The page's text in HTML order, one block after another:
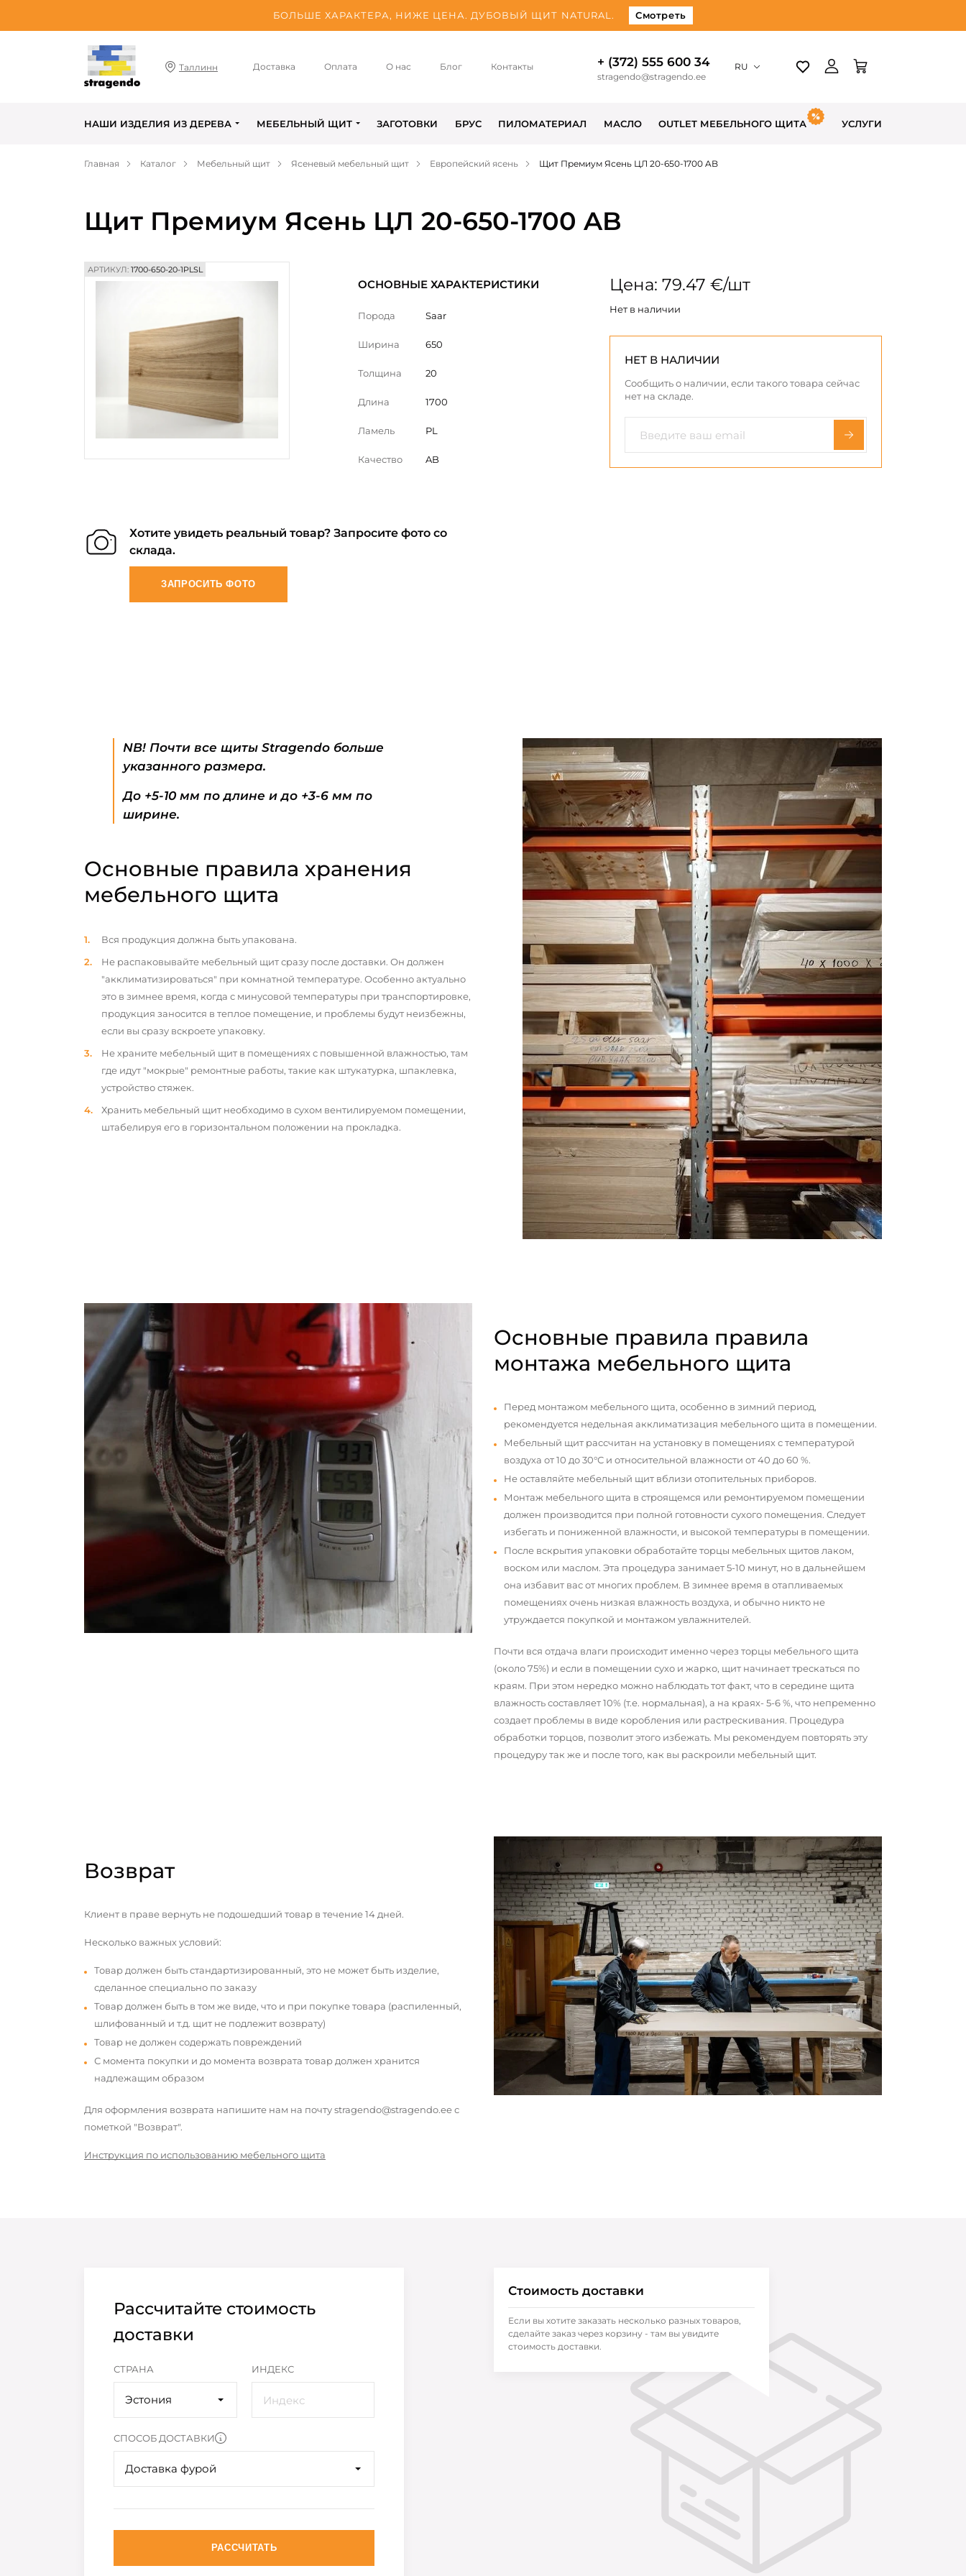
БОЛЬШЕ ХАРАКТЕРА, НИЖЕ ЦЕНА. ДУБОВЫЙ ЩИТ NATURAL. Смотреть
Таллинн Доставка Оплата О нас Блог Контакты + (372) 555 600 34
stragendo@stragendo.ee
RU
НАШИ ИЗДЕЛИЯ ИЗ ДЕРЕВА МЕБЕЛЬНЫЙ ЩИТ ЗАГОТОВКИ БРУС ПИЛОМАТЕРИАЛ МАСЛО OUTLET МЕБЕЛЬНОГО ЩИТА УСЛУГИ
Главная Каталог Мебельный щит Ясеневый мебельный щит Европейский ясень Щит Премиум Ясень ЦЛ 20-650-1700 AB
Щит Премиум Ясень ЦЛ 20-650-1700 AB
АРТИКУЛ: 1700-650-20-1PLSL
ОСНОВНЫЕ ХАРАКТЕРИСТИКИ
Порода Saar
Ширина 650
Толщина 20
Длина 1700
Ламель PL
Качество AB
Цена: 79.47 €/шт
Нет в наличии
НЕТ В НАЛИЧИИ
Сообщить о наличии, если такого товара сейчас
нет на складе.
Хотите увидеть реальный товар? Запросите фото со
склада.
ЗАПРОСИТЬ ФОТО
NB! Почти все щиты Stragendo больше
указанного размера.
До +5-10 мм по длине и до +3-6 мм по
ширине.
Основные правила хранения
мебельного щита
Вся продукция должна быть упакована.
Не распаковывайте мебельный щит сразу после доставки. Он должен
"акклиматизироваться" при комнатной температуре. Особенно актуально
это в зимнее время, когда с минусовой температуры при транспортировке,
продукция заносится в теплое помещение, и проблемы будут неизбежны,
если вы сразу вскроете упаковку.
Не храните мебельный щит в помещениях с повышенной влажностью, там
где идут "мокрые" ремонтные работы, такие как штукатурка, шпаклевка,
устройство стяжек.
Хранить мебельный щит необходимо в сухом вентилируемом помещении,
штабелируя его в горизонтальном положении на прокладка.
Основные правила правила
монтажа мебельного щита
Перед монтажом мебельного щита, особенно в зимний период,
рекомендуется недельная акклиматизация мебельного щита в помещении.
Мебельный щит рассчитан на установку в помещениях с температурой
воздуха от 10 до 30°С и относительной влажности от 40 до 60 %.
Не оставляйте мебельный щит вблизи отопительных приборов.
Монтаж мебельного щита в строящемся или ремонтируемом помещении
должен производится при полной готовности сухого помещения. Следует
избегать и пониженной влажности, и высокой температуры в помещении.
После вскрытия упаковки обработайте торцы мебельных щитов лаком,
воском или маслом. Эта процедура занимает 5-10 минут, но в дальнейшем
она избавит вас от многих проблем. В зимнее время в отапливаемых
помещениях очень низкая влажность воздуха, и обычно никто не
утруждается покупкой и монтажом увлажнителей.
Почти вся отдача влаги происходит именно через торцы мебельного щита
(около 75%) и если в помещении сухо и жарко, щит начинает трескаться по
краям. При этом нередко можно наблюдать тот факт, что в середине щита
влажность составляет 10% (т.е. нормальная), а на краях- 5-6 %, что непременно
создает проблемы в виде коробления или растрескивания. Процедура
обработки торцов, позволит этого избежать. Мы рекомендуем повторять эту
процедуру так же и после того, как вы раскроили мебельный щит.
Возврат
Клиент в праве вернуть не подошедший товар в течение 14 дней.
Несколько важных условий:
Товар должен быть стандартизированный, это не может быть изделие,
сделанное специально по заказу
Товар должен быть в том же виде, что и при покупке товара (распиленный,
шлифованный и т.д. щит не подлежит возврату)
Товар не должен содержать повреждений
С момента покупки и до момента возврата товар должен хранится
надлежащим образом
Для оформления возврата напишите нам на почту stragendo@stragendo.ee с
пометкой "Возврат".
Инструкция по использованию мебельного щита
Рассчитайте стоимость
доставки
СТРАНА
Эстония
ИНДЕКС
СПОСОБ ДОСТАВКИ
Доставка фурой
РАССЧИТАТЬ
Стоимость доставки
Если вы хотите заказать несколько разных товаров,
сделайте заказ через корзину - там вы увидите
стоимость доставки.